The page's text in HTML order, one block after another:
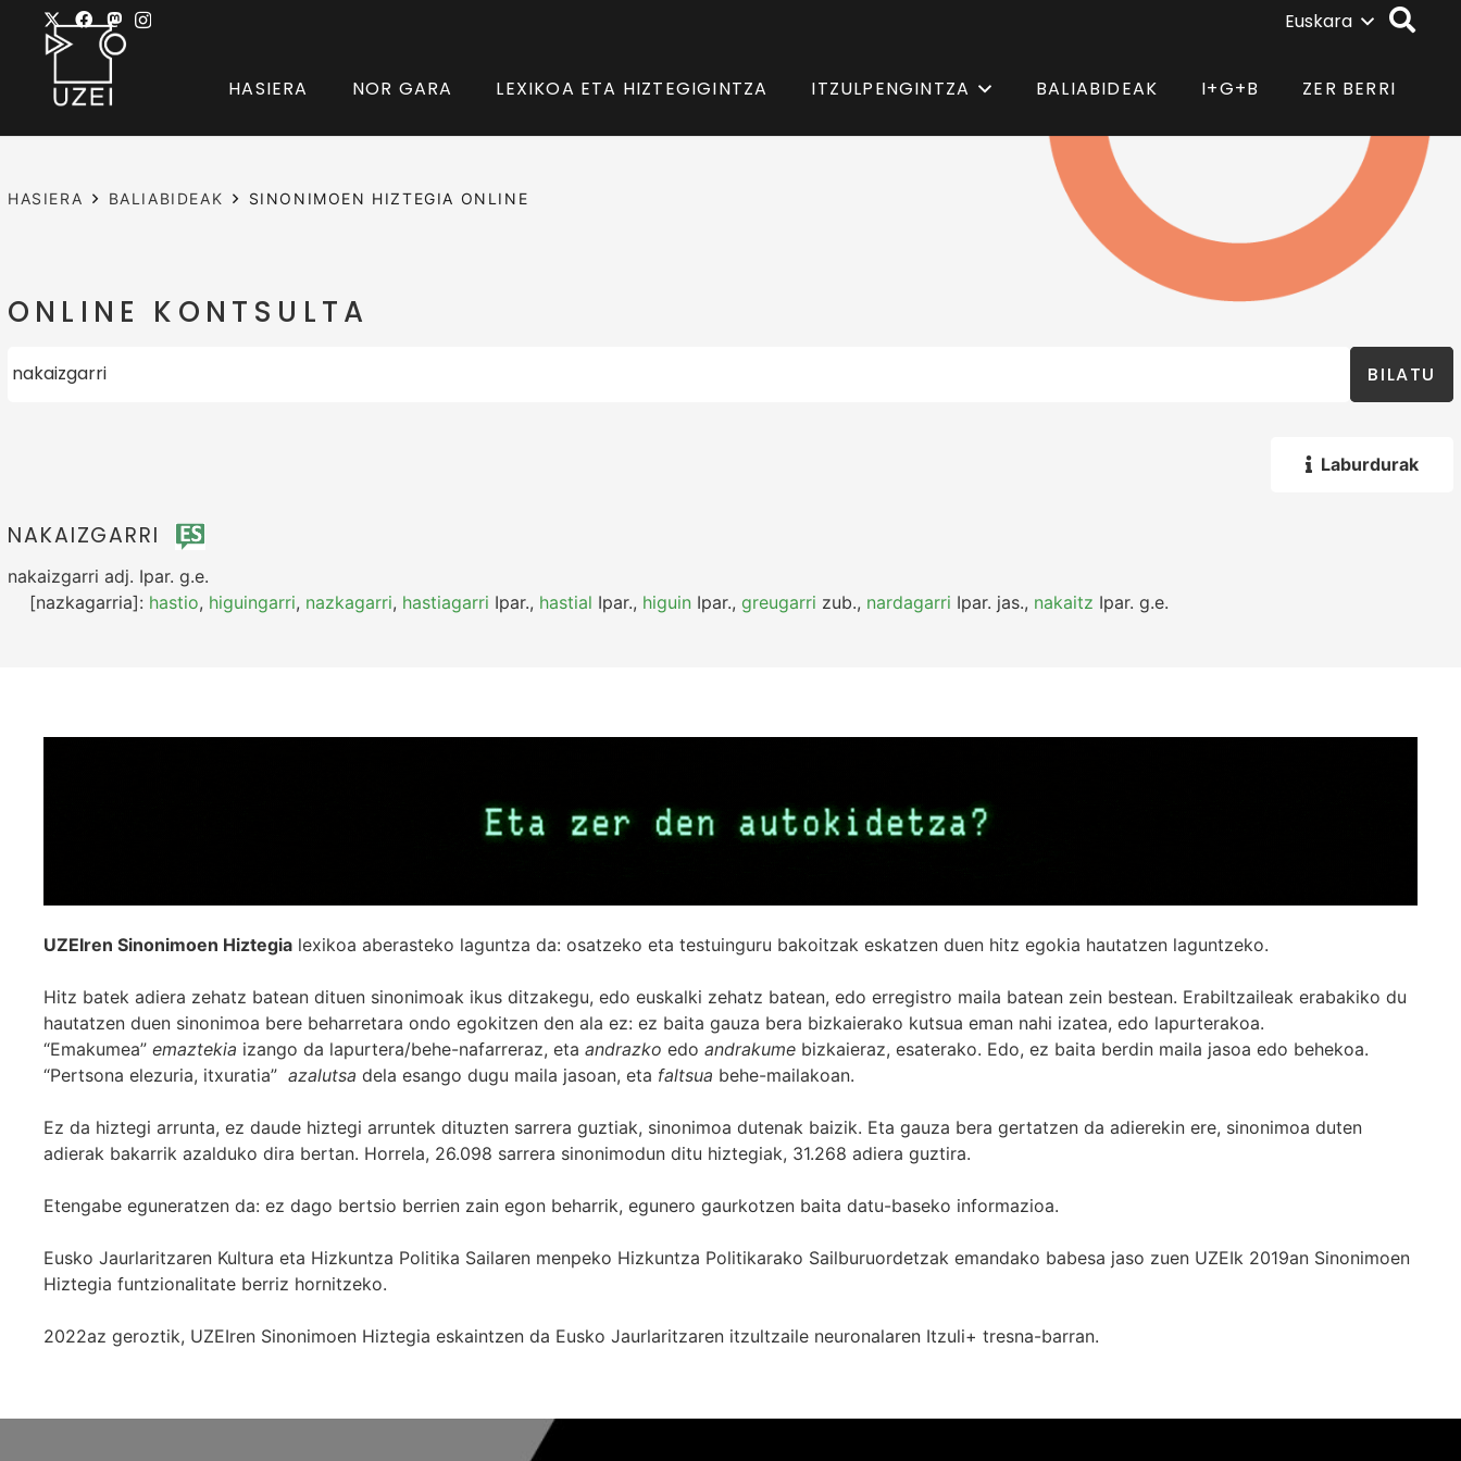
Euskara
HASIERA NOR GARA LEXIKOA ETA HIZTEGIGINTZA ITZULPENGINTZA BALIABIDEAK I+G+B ZER BERRI
HASIERA BALIABIDEAK SINONIMOEN HIZTEGIA ONLINE
ONLINE KONTSULTA
BILATU
Laburdurak
NAKAIZGARRI
nakaizgarri adj. Ipar. g.e.
[nazkagarria]: hastio, higuingarri, nazkagarri, hastiagarri Ipar., hastial Ipar., higuin Ipar., greugarri zub., nardagarri Ipar. jas., nakaitz Ipar. g.e.
UZEIren Sinonimoen Hiztegia lexikoa aberasteko laguntza da: osatzeko eta testuinguru bakoitzak eskatzen duen hitz egokia hautatzen laguntzeko.
Hitz batek adiera zehatz batean dituen sinonimoak ikus ditzakegu, edo euskalki zehatz batean, edo erregistro maila batean zein bestean. Erabiltzaileak erabakiko du
hautatzen duen sinonimoa bere beharretara ondo egokitzen den ala ez: ez baita gauza bera bizkaierako kutsua eman nahi izatea, edo lapurterakoa.
“Emakumea” emaztekia izango da lapurtera/behe-nafarreraz, eta andrazko edo andrakume bizkaieraz, esaterako. Edo, ez baita berdin maila jasoa edo behekoa.
“Pertsona elezuria, itxuratia” azalutsa dela esango dugu maila jasoan, eta faltsua behe-mailakoan.
Ez da hiztegi arrunta, ez daude hiztegi arruntek dituzten sarrera guztiak, sinonimoa dutenak baizik. Eta gauza bera gertatzen da adierekin ere, sinonimoa duten
adierak bakarrik azalduko dira bertan. Horrela, 26.098 sarrera sinonimodun ditu hiztegiak, 31.268 adiera guztira.
Etengabe eguneratzen da: ez dago bertsio berrien zain egon beharrik, egunero gaurkotzen baita datu-baseko informazioa.
Eusko Jaurlaritzaren Kultura eta Hizkuntza Politika Sailaren menpeko Hizkuntza Politikarako Sailburuordetzak emandako babesa jaso zuen UZEIk 2019an Sinonimoen
Hiztegia funtzionalitate berriz hornitzeko.
2022az geroztik, UZEIren Sinonimoen Hiztegia eskaintzen da Eusko Jaurlaritzaren itzultzaile neuronalaren Itzuli+ tresna-barran.